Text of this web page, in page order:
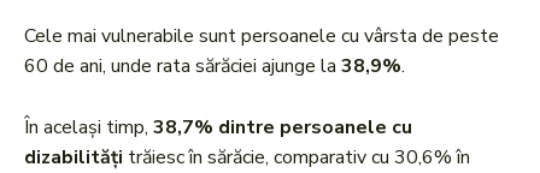
Cele mai vulnerabile sunt persoanele cu vârsta de peste
60 de ani, unde rata sărăciei ajunge la 38,9%.
În același timp, 38,7% dintre persoanele cu
dizabilități trăiesc în sărăcie, comparativ cu 30,6% în